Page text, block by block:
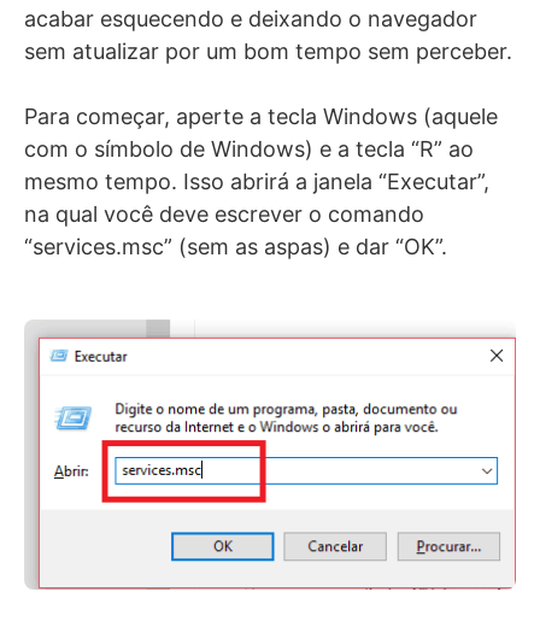
acabar esquecendo e deixando o navegador
sem atualizar por um bom tempo sem perceber.
Para começar, aperte a tecla Windows (aquele
com o símbolo de Windows) e a tecla “R” ao
mesmo tempo. Isso abrirá a janela “Executar”,
na qual você deve escrever o comando
“services.msc” (sem as aspas) e dar “OK”.